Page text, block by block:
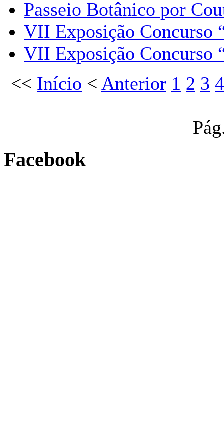
Passeio Botânico por
VII Exposição Concurso
VII Exposição Concurso
<< Início < Anterior 1 2 3 4
Facebook